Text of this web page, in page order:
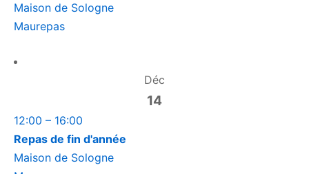
Maison de Sologne
Maurepas
Déc
14
12:00 – 16:00
Repas de fin d'année
Maison de Sologne